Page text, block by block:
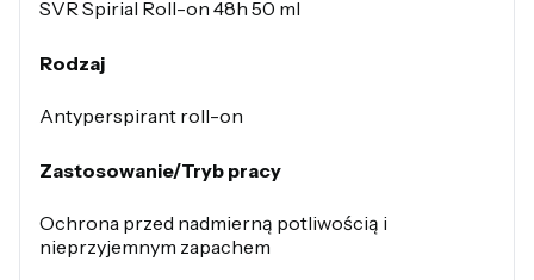
SVR Spirial Roll-on 48h 50 ml
Rodzaj
Antyperspirant roll-on
Zastosowanie/Tryb pracy
Ochrona przed nadmierną potliwością i
nieprzyjemnym zapachem